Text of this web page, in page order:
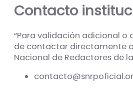
Contacto
“Para validación adicional o
de contactar directamente
Nacional de Redactores de la